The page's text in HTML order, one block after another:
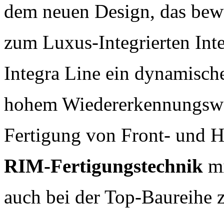
dem neuen Design, das
zum Luxus-Integrierten
Integra Line ein
hohem
Fertigung von Front- und
RIM-Fertigungstechnik
auch bei der Top-